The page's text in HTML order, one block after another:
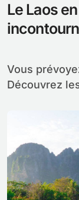
Le Laos
Vous prévoyez un voyage au Laos en février ?
Découvrez